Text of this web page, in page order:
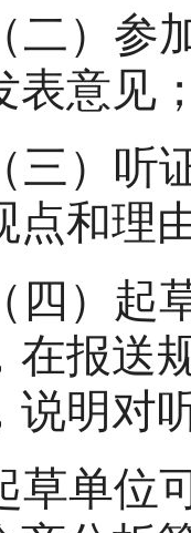
参加
表意见
听证
点和理
起草
在报送
说明对
位可